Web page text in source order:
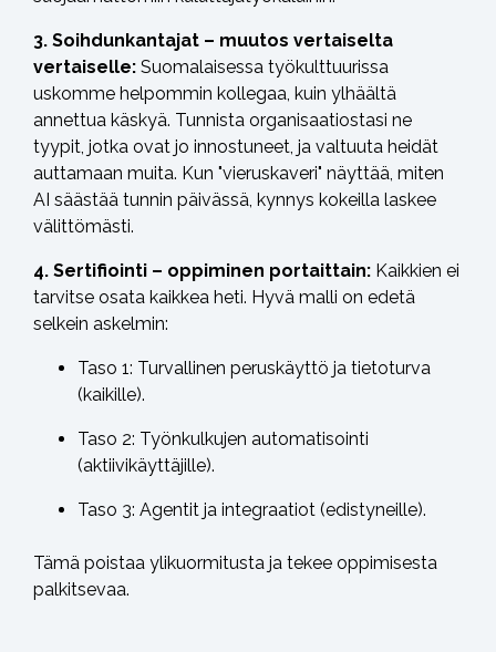
3. Soihdunkantajat – muutos vertaiselta
vertaiselle: Suomalaisessa työkulttuurissa
uskomme helpommin kollegaa, kuin ylhäältä
annettua käskyä. Tunnista organisaatiostasi ne
tyypit, jotka ovat jo innostuneet, ja valtuuta heidät
auttamaan muita. Kun "vieruskaveri" näyttää, miten
AI säästää tunnin päivässä, kynnys kokeilla laskee
välittömästi.
4. Sertifiointi – oppiminen portaittain: Kaikkien ei
tarvitse osata kaikkea heti. Hyvä malli on edetä
selkein askelmin:
Taso 1: Turvallinen peruskäyttö ja tietoturva
(kaikille).
Taso 2: Työnkulkujen automatisointi
(aktiivikäyttäjille).
Taso 3: Agentit ja integraatiot (edistyneille).
Tämä poistaa ylikuormitusta ja tekee oppimisesta
palkitsevaa.